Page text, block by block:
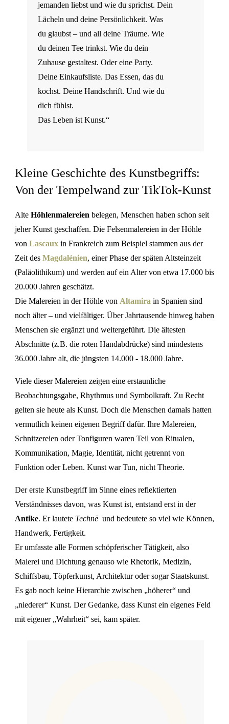
jemanden liebst und wie du sprichst. Dein
Lächeln und deine Persönlichkeit. Was
du glaubst – und all deine Träume. Wie
du deinen Tee trinkst. Wie du dein
Zuhause gestaltest. Oder eine Party.
Deine Einkaufsliste. Das Essen, das du
kochst. Deine Handschrift. Und wie du
dich fühlst.
Das Leben ist Kunst.“
Kleine Geschichte des Kunstbegriffs:
Von der Tempelwand zur TikTok-Kunst
Alte Höhlenmalereien belegen, Menschen haben schon seit
jeher Kunst geschaffen. Die Felsenmalereien in der Höhle
von Lascaux in Frankreich zum Beispiel stammen aus der
Zeit des Magdalénien, einer Phase der späten Altsteinzeit
(Paläolithikum) und werden auf ein Alter von etwa 17.000 bis
20.000 Jahren geschätzt.
Die Malereien in der Höhle von Altamira in Spanien sind
noch älter – und vielfältiger. Über Jahrtausende hinweg haben
Menschen sie ergänzt und weitergeführt. Die ältesten
Abschnitte (z.B. die roten Handabdrücke) sind mindestens
36.000 Jahre alt, die jüngsten 14.000 - 18.000 Jahre.
Viele dieser Malereien zeigen eine erstaunliche
Beobachtungsgabe, Rhythmus und Symbolkraft. Zu Recht
gelten sie heute als Kunst. Doch die Menschen damals hatten
vermutlich keinen eigenen Begriff dafür. Ihre Malereien,
Schnitzereien oder Tonfiguren waren Teil von Ritualen,
Kommunikation, Magie, Identität, nicht getrennt von
Funktion oder Leben. Kunst war Tun, nicht Theorie.
Der erste Kunstbegriff im Sinne eines reflektierten
Verständnisses davon, was Kunst ist, entstand erst in der
Antike. Er lautete Technēund bedeutete so viel wie Können,
Handwerk, Fertigkeit.
Er umfasste alle Formen schöpferischer Tätigkeit, also
Malerei und Dichtung genauso wie Rhetorik, Medizin,
Schiffsbau, Töpferkunst, Architektur oder sogar Staatskunst.
Es gab noch keine Hierarchie zwischen „höherer“ und
„niederer“ Kunst. Der Gedanke, dass Kunst ein eigenes Feld
mit eigener „Wahrheit“ sei, kam später.